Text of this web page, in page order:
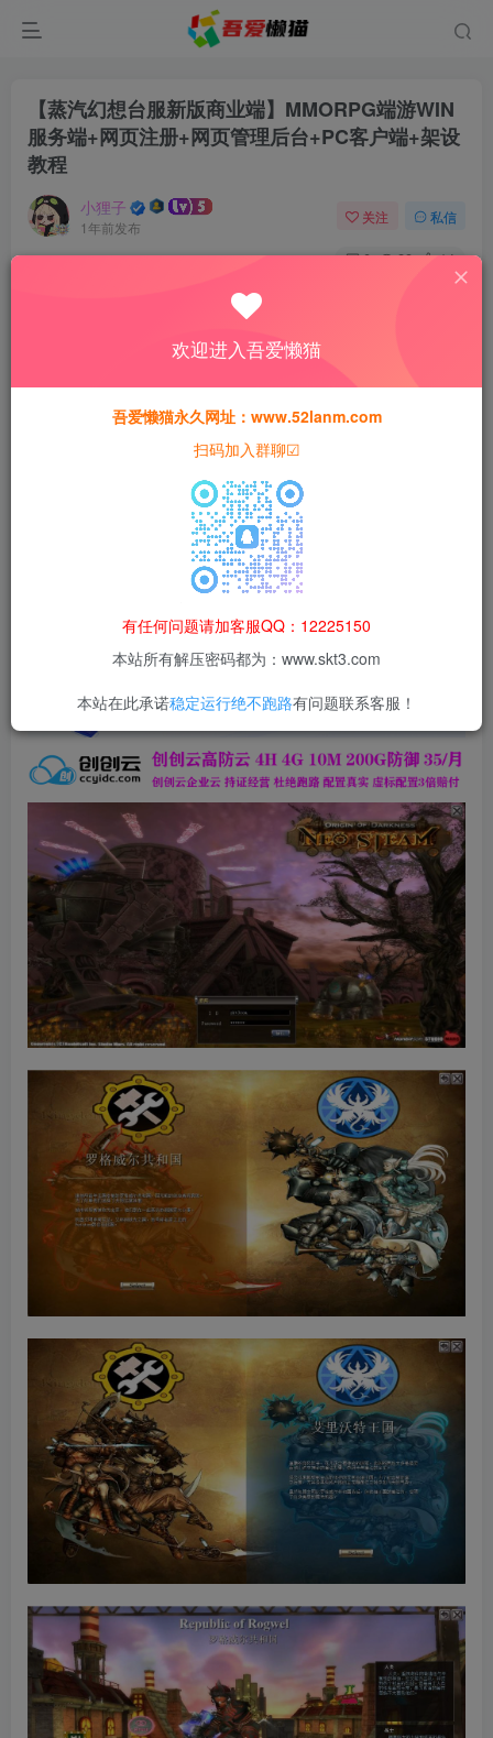
【蒸汽幻想台服新版商业端】MMORPG端游WIN
服务端+网页注册+网页管理后台+PC客户端+架设
教程
小狸子
1年前发布
关注 私信
0 89 14
此内容为付费资源，请付费后查看
猫粮30
15
本站所有资源均为网络收集整理而来，仅供学习研究使用，请在下
载后24h内删除，谢谢合作！
本站资源仅用于学习交流，禁止商业运营与违法、侵权
等非法行为；资源下载后请于 24 小时内删除，违规后
果由使用者自行承担。
欢迎进入吾爱懒猫
吾爱懒猫永久网址：www.52lanm.com
扫码加入群聊☑
有任何问题请加客服QQ：12225150
本站所有解压密码都为：www.skt3.com
本站在此承诺稳定运行绝不跑路有问题联系客服！